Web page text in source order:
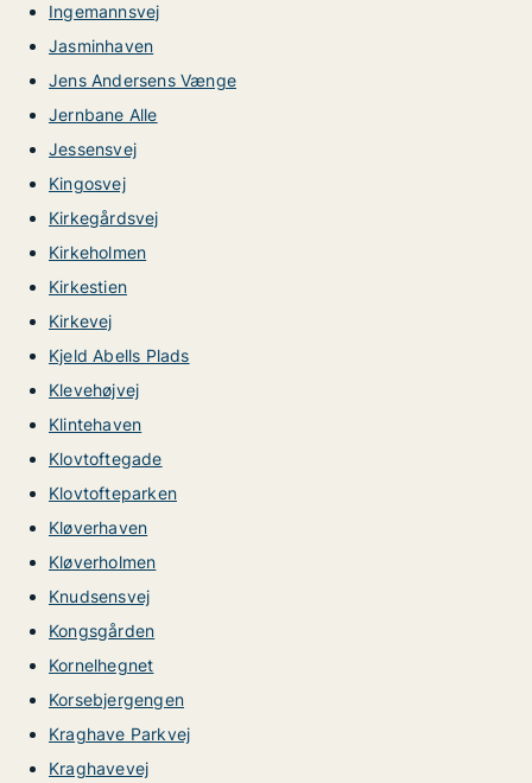
Ingemannsvej
Jasminhaven
Jens Andersens Vænge
Jernbane Alle
Jessensvej
Kingosvej
Kirkegårdsvej
Kirkeholmen
Kirkestien
Kirkevej
Kjeld Abells Plads
Klevehøjvej
Klintehaven
Klovtoftegade
Klovtofteparken
Kløverhaven
Kløverholmen
Knudsensvej
Kongsgården
Kornelhegnet
Korsebjergengen
Kraghave Parkvej
Kraghavevej